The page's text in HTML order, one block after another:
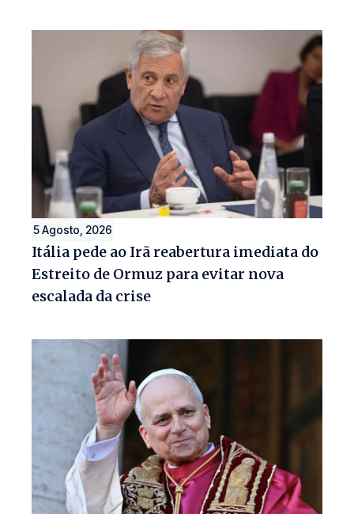
5 Agosto, 2026
Itália pede ao Irã reabertura imediata do
Estreito de Ormuz para evitar nova
escalada da crise